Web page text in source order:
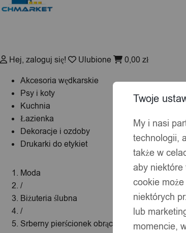
Hej, zaloguj się! Ulubione 0,00 zł
Akcesoria wędkarskie
Psy i koty
Kuchnia
Łazienka
Dekoracje i ozdoby
Drukarki do etykiet
Moda
/
Biżuteria ślubna
/
Srberny pierścionek obrączka ślubna stal 316l
Twoje
My i nasi
technologii,
także w
aby niektóre
cookie
niektórych
lub
momencie,